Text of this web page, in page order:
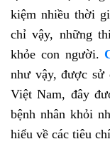
kiệm nhiều thời
chỉ vậy, những
khỏe con người.
như vậy, được sử
Việt Nam, đây
bệnh nhân khỏi
hiểu về các tiêu